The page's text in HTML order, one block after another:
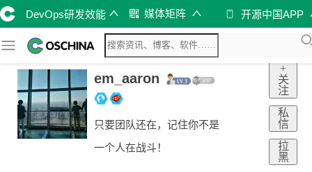
DevOps研发效能 媒体矩阵 开源中国APP
em_aaron
只要团队还在，记住你不是
一个人在战斗！
+
关
注
私
信
拉
黑